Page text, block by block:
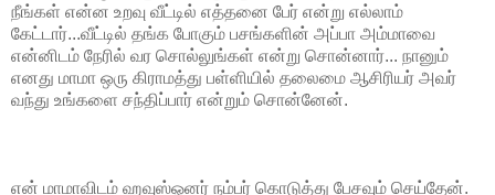
நீங்கள் என்ன உறவு வீட்டில் எத்தனை பேர் என்று எல்லாம்
கேட்டார்...வீட்டில் தங்க போகும் பசங்களின் அப்பா அம்மாவை
என்னிடம் நேரில் வர சொல்லுங்கள் என்று சொன்னார்... நானும்
எனது மாமா ஒரு கிராமத்து பள்ளியில் தலைமை ஆசிரியர் அவர்
வந்து உங்களை சந்திப்பார் என்றும் சொன்னேன்.
என் மாமாவிடம் ஹவுஸ்ஓனர் நம்பர் கொடுத்து பேசவும் செய்தேன்.